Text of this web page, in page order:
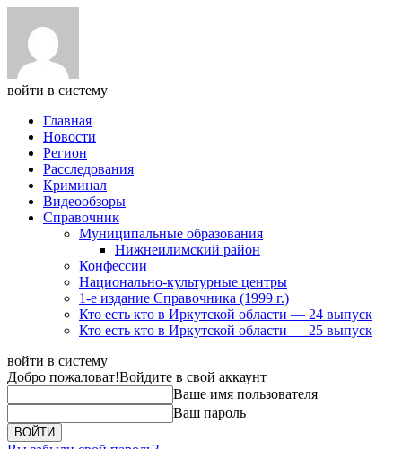
войти в систему
Главная
Новости
Регион
Расследования
Криминал
Видеообзоры
Справочник
Муниципальные образования
Нижнеилимский район
Конфессии
Национально-культурные центры
1-е издание Справочника (1999 г.)
Кто есть кто в Иркутской области — 24 выпуск
Кто есть кто в Иркутской области — 25 выпуск
войти в систему
Добро пожаловат!Войдите в свой аккаунт
Ваше имя пользователя
Ваш пароль